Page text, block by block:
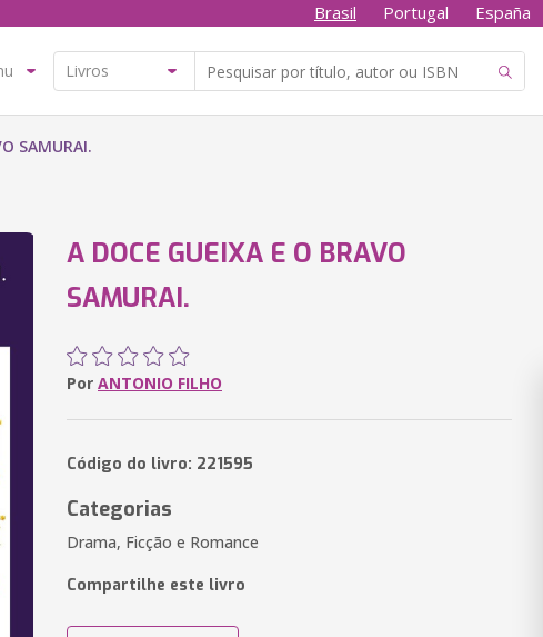
Brasil Portugal España
SAMURAI.
A DOCE GUEIXA E O BRAVO
SAMURAI.
Por ANTONIO FILHO
Código do livro: 221595
Categorias
Drama, Ficção e Romance
Compartilhe este livro